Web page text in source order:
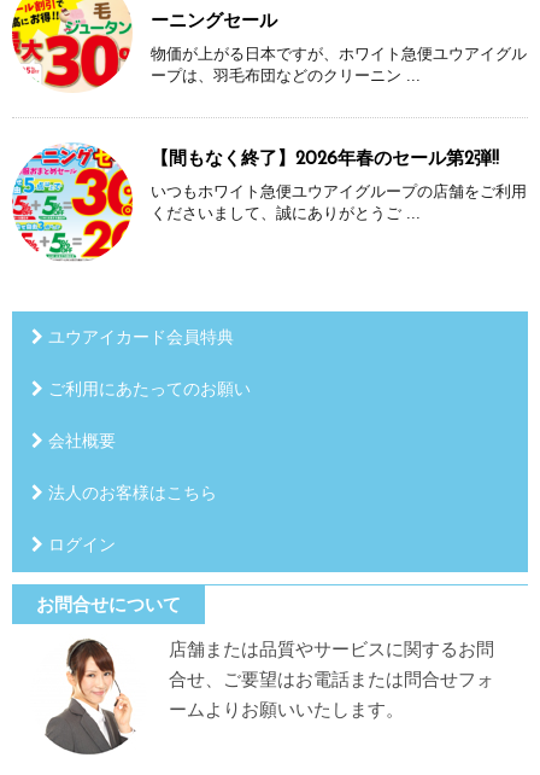
ーニングセール
物価が上がる日本ですが、ホワイト急便ユウアイグル
ープは、羽毛布団などのクリーニン ...
【間もなく終了】2026年春のセール第2弾!!
いつもホワイト急便ユウアイグループの店舗をご利用
くださいまして、誠にありがとうご ...
ユウアイカード会員特典
ご利用にあたってのお願い
会社概要
法人のお客様はこちら
ログイン
お問合せについて
店舗または品質やサービスに関するお問
合せ、ご要望はお電話または問合せフォ
ームよりお願いいたします。